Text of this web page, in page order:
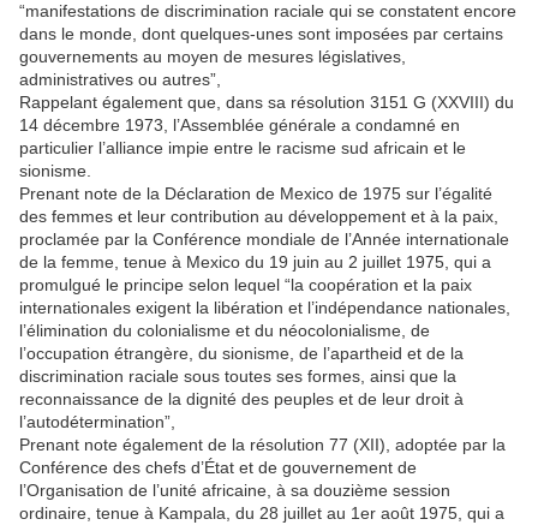
“manifestations de discrimination raciale qui se constatent encore
dans le monde, dont quelques-unes sont imposées par certains
gouvernements au moyen de mesures législatives,
administratives ou autres”,
Rappelant également que, dans sa résolution 3151 G (XXVIII) du
14 décembre 1973, l’Assemblée générale a condamné en
particulier l’alliance impie entre le racisme sud africain et le
sionisme.
Prenant note de la Déclaration de Mexico de 1975 sur l’égalité
des femmes et leur contribution au développement et à la paix,
proclamée par la Conférence mondiale de l’Année internationale
de la femme, tenue à Mexico du 19 juin au 2 juillet 1975, qui a
promulgué le principe selon lequel “la coopération et la paix
internationales exigent la libération et l’indépendance nationales,
l’élimination du colonialisme et du néocolonialisme, de
l’occupation étrangère, du sionisme, de l’apartheid et de la
discrimination raciale sous toutes ses formes, ainsi que la
reconnaissance de la dignité des peuples et de leur droit à
l’autodétermination”,
Prenant note également de la résolution 77 (XII), adoptée par la
Conférence des chefs d’État et de gouvernement de
l’Organisation de l’unité africaine, à sa douzième session
ordinaire, tenue à Kampala, du 28 juillet au 1er août 1975, qui a